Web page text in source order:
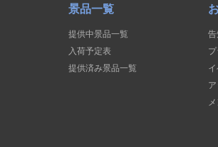
景品一覧
提供中景品一覧
入荷予定表
提供済み景品一覧
告